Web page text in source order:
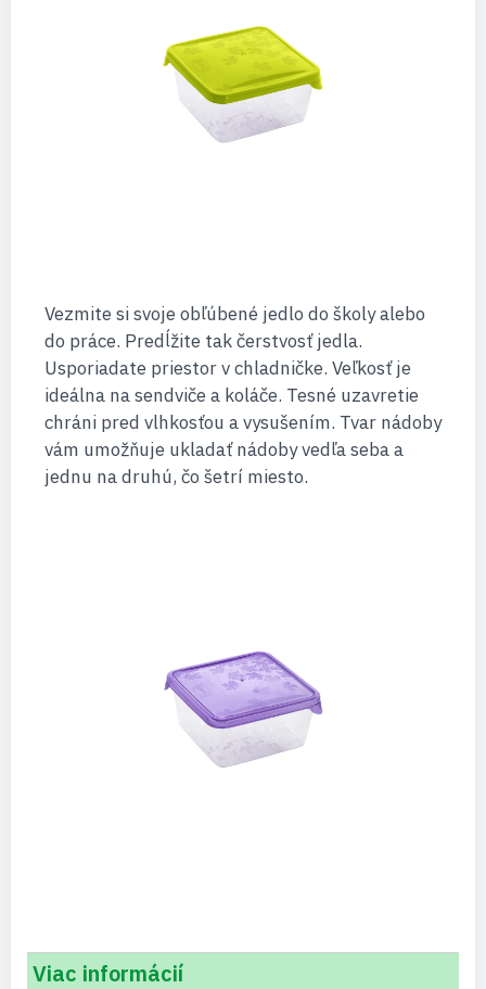
Vezmite si svoje obľúbené jedlo do školy alebo
do práce. Predĺžite tak čerstvosť jedla.
Usporiadate priestor v chladničke. Veľkosť je
ideálna na sendviče a koláče. Tesné uzavretie
chráni pred vlhkosťou a vysušením. Tvar nádoby
vám umožňuje ukladať nádoby vedľa seba a
jednu na druhú, čo šetrí miesto.
Viac informácií